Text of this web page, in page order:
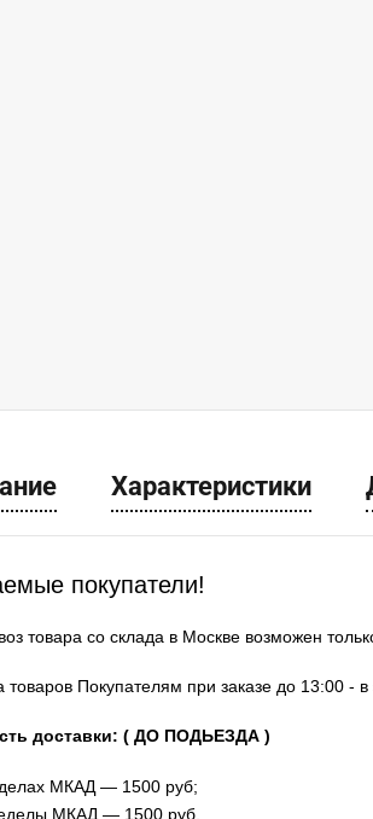
Характеристики
покупатели!
товара со склада в Москве возможен
товаров Покупателям при заказе до 13:00
доставки: ( ДО ПОДЬЕЗДА )
МКАД — 1500 руб;
МКАД — 1500 руб.